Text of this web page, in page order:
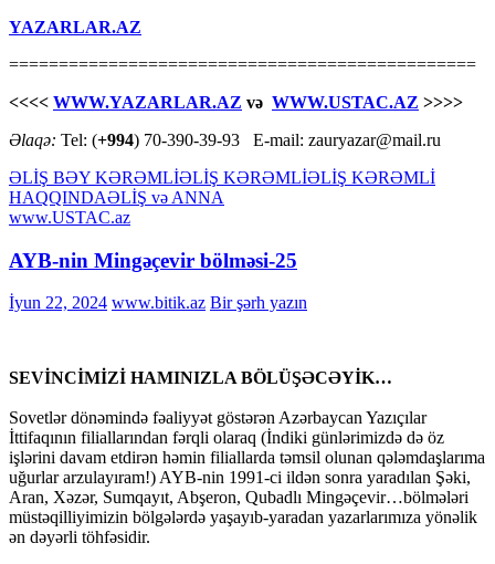
YAZARLAR.AZ
===============================================
<<<< WWW.YAZARLAR.AZ və WWW.USTAC.AZ >>>>
Əlaqə: Tel: (+994) 70-390-39-93 E-mail: zauryazar@mail.ru
ƏLİŞ BƏY KƏRƏMLİƏLİŞ KƏRƏMLİƏLİŞ KƏRƏMLİ
HAQQINDAƏLİŞ və ANNA
www.USTAC.az
AYB-nin Mingəçevir bölməsi-25
İyun 22, 2024 www.bitik.az Bir şərh yazın
SEVİNCİMİZİ HAMINIZLA BÖLÜŞƏCƏYİK…
Sovetlər dönəmində fəaliyyət göstərən Azərbaycan Yazıçılar
İttifaqının filiallarından fərqli olaraq (İndiki günlərimizdə də öz
işlərini davam etdirən həmin filiallarda təmsil olunan qələmdaşlarıma
uğurlar arzulayıram!) AYB-nin 1991-ci ildən sonra yaradılan Şəki,
Aran, Xəzər, Sumqayıt, Abşeron, Qubadlı Mingəçevir…bölmələri
müstəqilliyimizin bölgələrdə yaşayıb-yaradan yazarlarımıza yönəlik
ən dəyərli töhfəsidir.